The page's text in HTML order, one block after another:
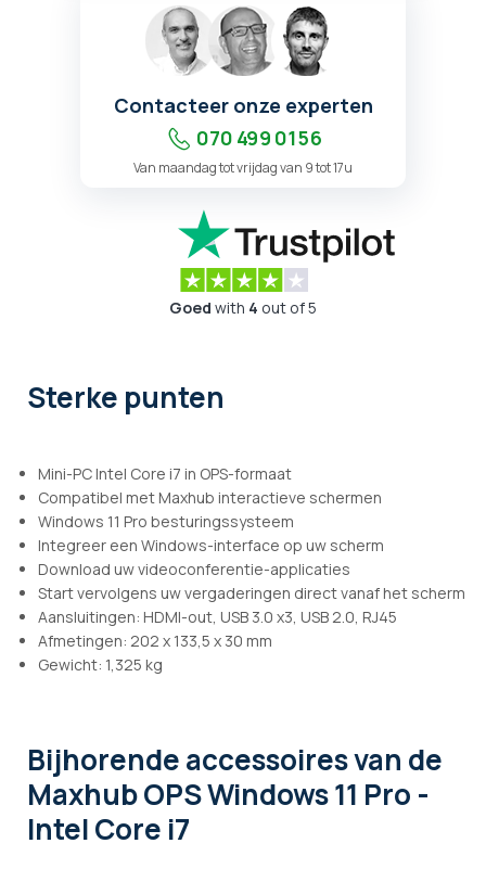
Contacteer onze experten
070 499 01 56
Van maandag tot vrijdag van 9 tot 17u
Goed with 4 out of 5
Sterke punten
Mini-PC Intel Core i7 in OPS-formaat
Compatibel met Maxhub interactieve schermen
Windows 11 Pro besturingssysteem
Integreer een Windows-interface op uw scherm
Download uw videoconferentie-applicaties
Start vervolgens uw vergaderingen direct vanaf het scherm
Aansluitingen: HDMI-out, USB 3.0 x3, USB 2.0, RJ45
Afmetingen: 202 x 133,5 x 30 mm
Gewicht: 1,325 kg
Bijhorende accessoiresvan de
Maxhub OPS Windows 11 Pro -
Intel Core i7